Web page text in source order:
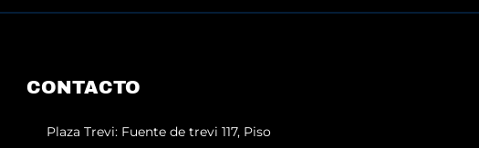
CONTACTO
Plaza Trevi: Fuente de trevi 117, Piso